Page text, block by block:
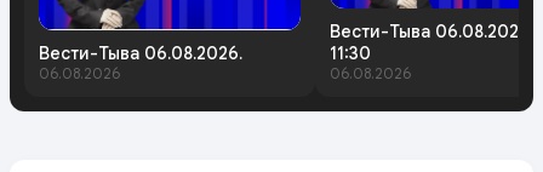
Вести-Тыва 06.08.2026.
06.08.2026
Вести-Тыва 06.08.2026.
11:30
06.08.2026